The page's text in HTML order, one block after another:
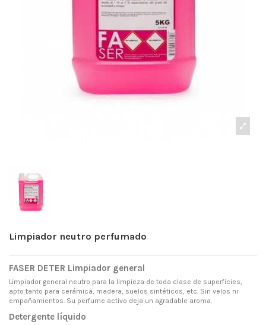
Limpiador neutro perfumado
FASER DETER Limpiador general
Limpiador general neutro para la limpieza de toda clase de superficies,
apto tanto para cerámica, madera, suelos sintéticos, etc. Sin velos ni
empañamientos. Su perfume activo deja un agradable aroma.
Detergente líquido